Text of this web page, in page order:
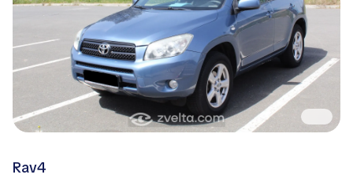
Rav4